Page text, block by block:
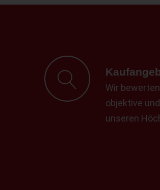
Wir
objektive
unseren